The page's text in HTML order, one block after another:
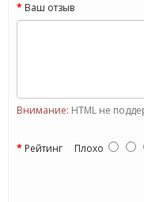
Ваш отзыв
Внимание: HTML не
Рейтинг Плохо